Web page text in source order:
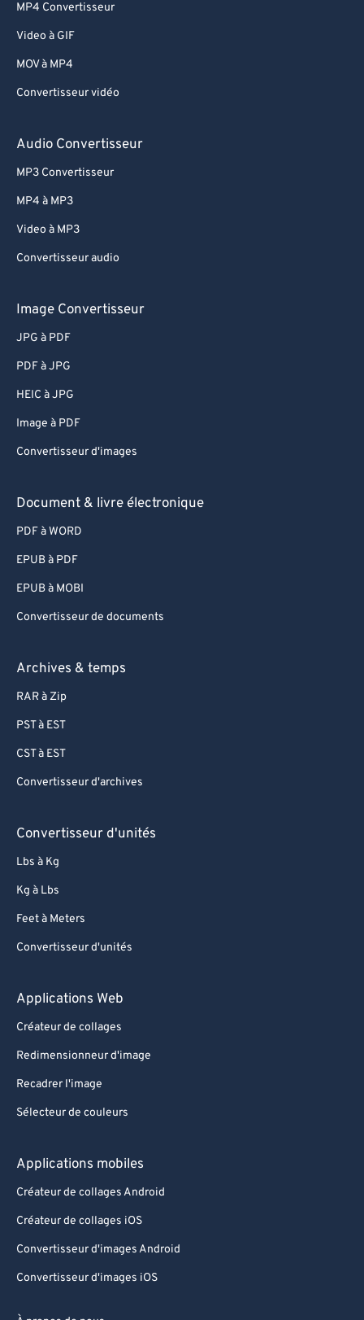
MP4 Convertisseur
Video à GIF
MOV à MP4
Convertisseur vidéo
Audio Convertisseur
MP3 Convertisseur
MP4 à MP3
Video à MP3
Convertisseur audio
Image Convertisseur
JPG à PDF
PDF à JPG
HEIC à JPG
Image à PDF
Convertisseur d'images
Document & livre électronique
PDF à WORD
EPUB à PDF
EPUB à MOBI
Convertisseur de documents
Archives & temps
RAR à Zip
PST à EST
CST à EST
Convertisseur d'archives
Convertisseur d'unités
Lbs à Kg
Kg à Lbs
Feet à Meters
Convertisseur d'unités
Applications Web
Créateur de collages
Redimensionneur d'image
Recadrer l'image
Sélecteur de couleurs
Applications mobiles
Créateur de collages Android
Créateur de collages iOS
Convertisseur d'images Android
Convertisseur d'images iOS